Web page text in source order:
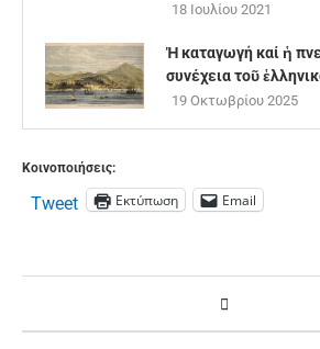
18 Ιουλίου 2021
Ἡ καταγωγή καί ἡ
συνέχεια τοῦ
19 Οκτωβρίου 2025
Κοινοποιήσεις:
Tweet Εκτύπωση Email